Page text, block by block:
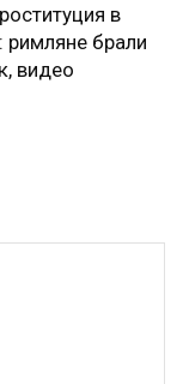
в
брали
видео